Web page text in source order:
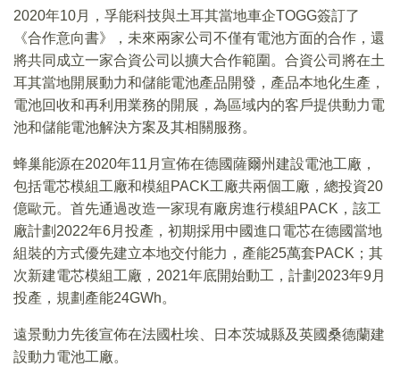
2020年10月，孚能科技與土耳其當地車企TOGG簽訂了
《合作意向書》，未來兩家公司不僅有電池方面的合作，還
將共同成立一家合資公司以擴大合作範圍。合資公司將在土
耳其當地開展動力和儲能電池產品開發，產品本地化生產，
電池回收和再利用業務的開展，為區域内的客戶提供動力電
池和儲能電池解決方案及其相關服務。
蜂巢能源在2020年11月宣佈在德國薩爾州建設電池工廠，
包括電芯模組工廠和模組PACK工廠共兩個工廠，總投資20
億歐元。首先通過改造一家現有廠房進行模組PACK，該工
廠計劃2022年6月投產，初期採用中國進口電芯在德國當地
組裝的方式優先建立本地交付能力，產能25萬套PACK；其
次新建電芯模組工廠，2021年底開始動工，計劃2023年9月
投產，規劃產能24GWh。
遠景動力先後宣佈在法國杜埃、日本茨城縣及英國桑德蘭建
設動力電池工廠。